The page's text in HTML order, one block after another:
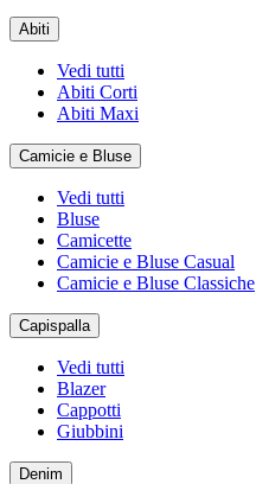
Abiti
Vedi tutti
Abiti Corti
Abiti Maxi
Camicie e Bluse
Vedi tutti
Bluse
Camicette
Camicie e Bluse Casual
Camicie e Bluse Classiche
Capispalla
Vedi tutti
Blazer
Cappotti
Giubbini
Denim